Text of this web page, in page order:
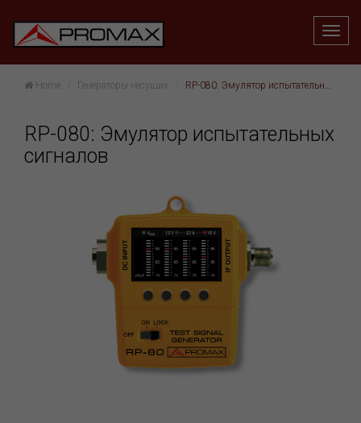
Home Генераторы несущих RP-080: Эмулятор испытательных сигналов
RP-080: Эмулятор испытательных
сигналов